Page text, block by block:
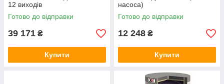
12 виходів
Готово до відправки
39 171 ₴
Купити
насоса)
Готово до відправки
12 248 ₴
Купити